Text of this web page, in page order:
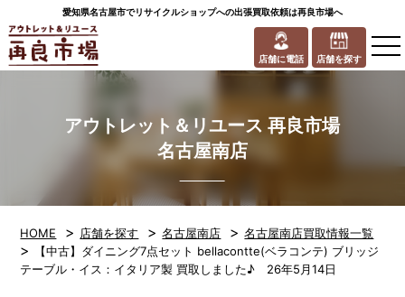
愛知県名古屋市でリサイクルショップへの出張買取依頼は再良市場へ
店舗に電話 店舗を探す
アウトレット＆リユース 再良市場
名古屋南店
HOME > 店舗を探す >名古屋南店 >名古屋南店買取情報一覧
>
【中古】ダイニング7点セット bellacontte(ベラコンテ) ブリッジ
テーブル・イス：イタリア製 買取しました♪ 26年5月14日